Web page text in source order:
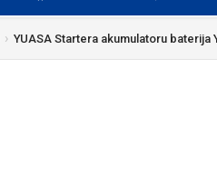
YUASA Startera akumulatoru baterija